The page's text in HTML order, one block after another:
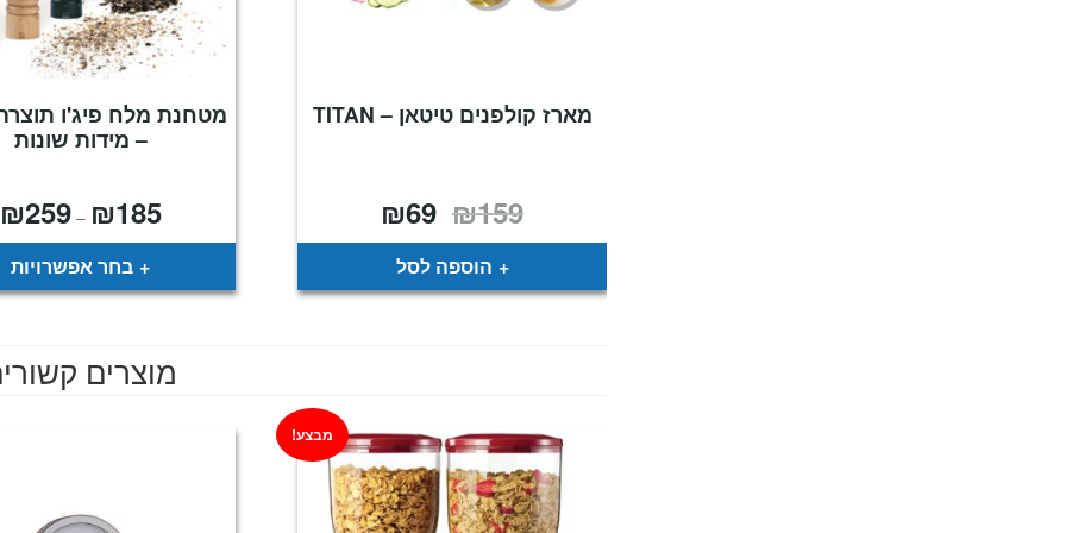
מארז קולפנים טיטאן – TITAN
₪159 המחיר
המקורי
היה:
₪159.
₪69
הוא:
הוספה לסל
מטחנת מלח פיג'ו
– מידות שונות
₪185
–
₪259
בחר אפשרויות
מוצרים
מבצע!